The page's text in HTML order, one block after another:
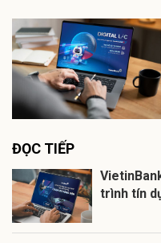
ĐỌC TIẾP
trình tín